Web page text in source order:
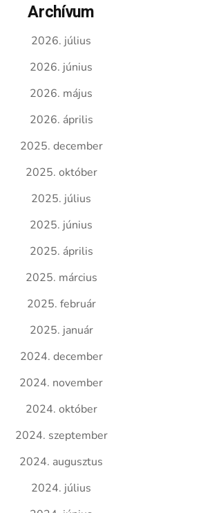
Archívum
2026. július
2026. június
2026. május
2026. április
2025. december
2025. október
2025. július
2025. június
2025. április
2025. március
2025. február
2025. január
2024. december
2024. november
2024. október
2024. szeptember
2024. augusztus
2024. július